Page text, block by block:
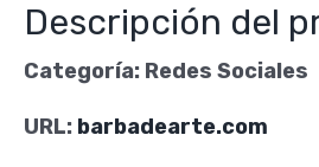
Descripción del
Categoría: Redes Sociales
URL: barbadearte.com